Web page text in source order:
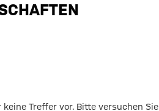
Mannschaften
Treffer vor. Bitte versuchen Sie